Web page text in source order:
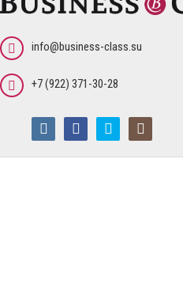
info@business-class.su
+7 (922) 371-30-28